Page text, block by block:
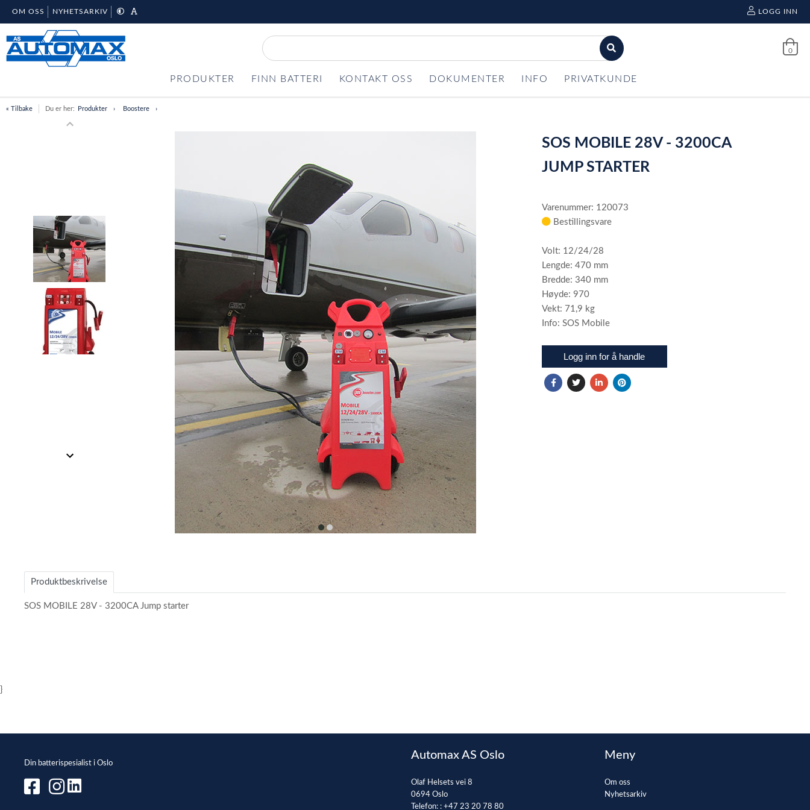
OM OSS NYHETSARKIV LOGG INN
0
PRODUKTER FINN BATTERI KONTAKT OSS DOKUMENTER INFO PRIVATKUNDE
« Tilbake Du er her: Produkter Boostere
itemitem
SOS MOBILE 28V - 3200CA
JUMP STARTER
Varenummer: 120073
Bestillingsvare
Volt: 12/24/28
Lengde: 470 mm
Bredde: 340 mm
Høyde: 970
Vekt: 71,9 kg
Info: SOS Mobile
Logg inn for å handle
Produktbeskrivelse
SOS MOBILE 28V - 3200CA Jump starter
}
Din batterispesialist i Oslo
Automax AS Oslo
Olaf Helsets vei 8
0694 Oslo
Telefon: : +47 23 20 78 80
Meny
Om oss
Nyhetsarkiv